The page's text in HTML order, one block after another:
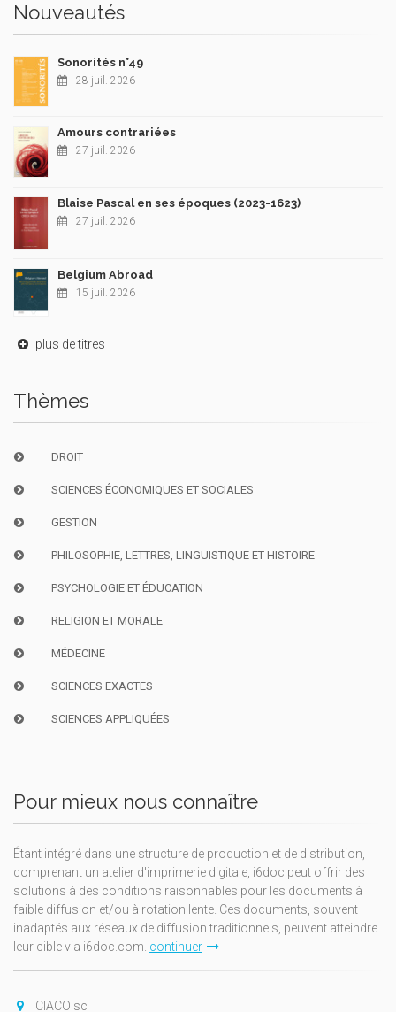
Nouveautés
Sonorités n°49
28 juil. 2026
Amours contrariées
27 juil. 2026
Blaise Pascal en ses époques (2023-1623)
27 juil. 2026
Belgium Abroad
15 juil. 2026
plus de titres
Thèmes
DROIT
SCIENCES ÉCONOMIQUES ET SOCIALES
GESTION
PHILOSOPHIE, LETTRES, LINGUISTIQUE ET HISTOIRE
PSYCHOLOGIE ET ÉDUCATION
RELIGION ET MORALE
MÉDECINE
SCIENCES EXACTES
SCIENCES APPLIQUÉES
Pour mieux nous connaître
Étant intégré dans une structure de production et de distribution,
comprenant un atelier d'imprimerie digitale, i6doc peut offrir des
solutions à des conditions raisonnables pour les documents à
faible diffusion et/ou à rotation lente. Ces documents, souvent
inadaptés aux réseaux de diffusion traditionnels, peuvent atteindre
leur cible via i6doc.com. continuer
CIACO sc